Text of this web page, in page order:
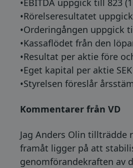
•EBITDA uppgick till 823
•Rörelseresultatet
•Orderingången uppgick
•Kassaflödet från den
•Resultat per aktie före
•Eget kapital per aktie
•Styrelsen föreslår
Kommentarer från VD
Jag Anders Olin tillträdde
framåt ligger på att
genomförandekraften av